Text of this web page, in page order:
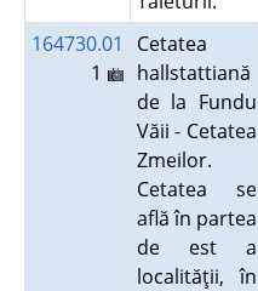
164730.01
1
Cetatea
hallstattiană
de la Fundu
Văii - Cetatea
Zmeilor.
Cetatea se
află în partea
de est a
localităţii, în